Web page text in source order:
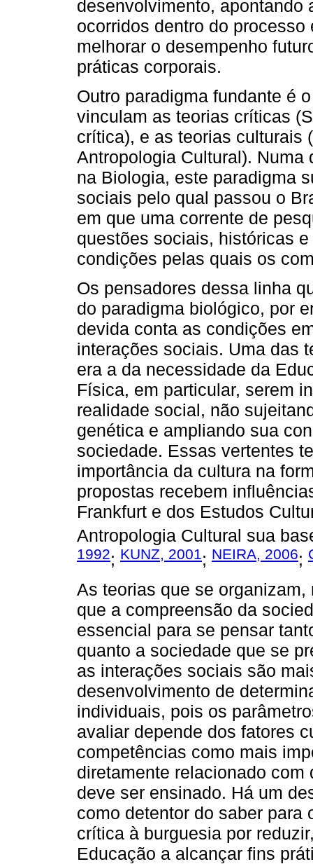
desenvolvimento,
ocorridos dentro do
melhorar o desempenho
práticas corporais.
Outro paradigma fundante é
vinculam as teorias críticas
crítica), e as teorias culturais
Antropologia Cultural).
na Biologia, este paradigma
sociais pelo qual passou o
em que uma corrente de
questões sociais, históricas
condições pelas quais os
Os pensadores dessa linha
do paradigma biológico, por
devida conta as condições
interações sociais. Uma das
era a da necessidade da
Física, em particular, serem
realidade social, não
genética e ampliando sua
sociedade. Essas vertentes
importância da cultura na
propostas recebem
Frankfurt e dos Estudos
Antropologia Cultural sua
1992; KUNZ, 2001; NEIRA, 2006;
As teorias que se
que a compreensão da
essencial para se pensar
quanto a sociedade que se
as interações sociais são
desenvolvimento de
individuais, pois os
avaliar depende dos fatores
competências como mais
diretamente relacionado
deve ser ensinado. Há um
como detentor do saber para
crítica à burguesia por
Educação a alcançar fins